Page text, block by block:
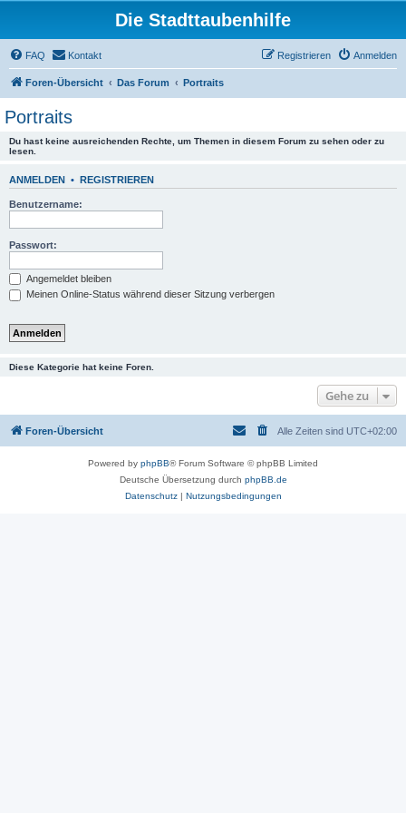
Die Stadttaubenhilfe
FAQ Kontakt Anmelden
Registrieren
Foren-Übersicht Das Forum Portraits
Portraits
Du hast keine ausreichenden Rechte, um Themen in diesem Forum zu sehen oder zu
lesen.
ANMELDEN • REGISTRIEREN
Benutzername:
Passwort:
Angemeldet bleiben
Meinen Online-Status während dieser Sitzung verbergen
Diese Kategorie hat keine Foren.
Gehe zu
Foren-Übersicht Alle Zeiten sind UTC+02:00
Powered by phpBB® Forum Software © phpBB Limited
Deutsche Übersetzung durch phpBB.de
Datenschutz| Nutzungsbedingungen